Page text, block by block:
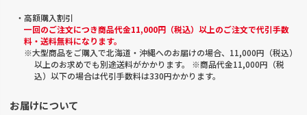
・高額購入割引
一回のご注文につき商品代金11,000円（税込）以上のご注文で代引手数
料・送料無料になります。
※大型商品をご購入で北海道・沖縄へのお届けの場合、11,000円（税込）
以上のお求めでも別途送料がかかります。 ※商品代金11,000円（税
込）以下の場合は代引手数料は330円かかります。
お届けについて